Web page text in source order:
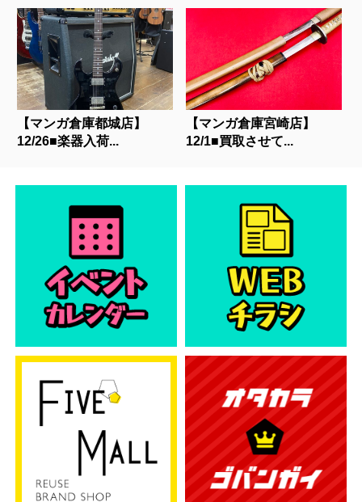
【マンガ倉庫都城店】
12/26■楽器入荷...
【マンガ倉庫宮崎店】
12/1■買取させて...